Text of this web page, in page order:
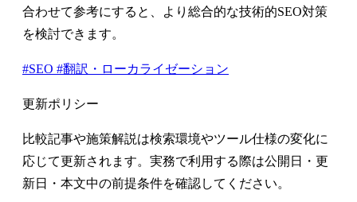
合わせて参考にすると、より総合的な技術的SEO対策
を検討できます。
#SEO #翻訳・ローカライゼーション
更新ポリシー
比較記事や施策解説は検索環境やツール仕様の変化に
応じて更新されます。実務で利用する際は公開日・更
新日・本文中の前提条件を確認してください。